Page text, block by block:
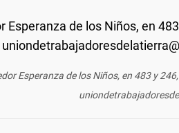
Esperanza de los Niños, en 483 y